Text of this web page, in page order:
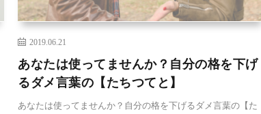
2019.06.21
あなたは使ってませんか？自分の格を下げ
るダメ言葉の【たちつてと】
あなたは使ってませんか？自分の格を下げるダメ言葉の【た